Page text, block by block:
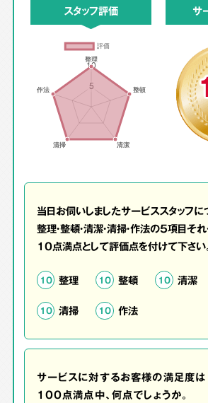
スタッフ評価 サ
当日お伺いしましたサービススタッフに
整理・整頓・清潔・清掃・作法の5項目そ
10点満点として評価点を付けて下さい
10 整理 10 整頓 10 清潔
10 清掃 10 作法
サービスに対するお客様の満足度は
100点満点中、何点でしょうか。